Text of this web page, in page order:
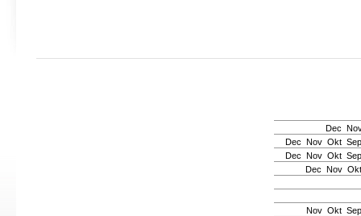
Dec
Dec Nov Okt Sep
Dec Nov Okt Sep
Dec Nov Okt
Nov Okt Sep